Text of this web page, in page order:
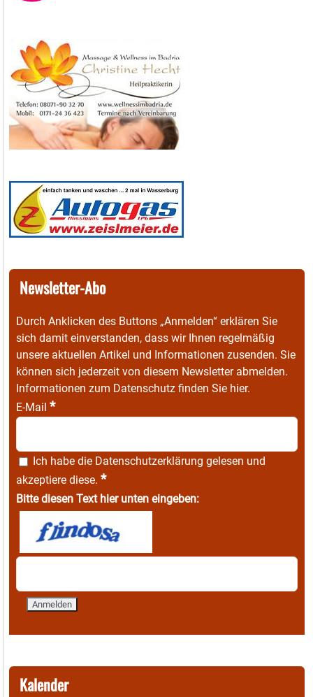
Newsletter-Abo
Durch Anklicken des Buttons „Anmelden“ erklären Sie
sich damit einverstanden, dass wir Ihnen regelmäßig
unsere aktuellen Artikel und Informationen zusenden. Sie
können sich jederzeit von diesem Newsletter abmelden.
Informationen zum Datenschutz finden Sie hier.
E-Mail *
Ich habe die Datenschutzerklärung gelesen und
akzeptiere diese. *
Bitte diesen Text hier unten eingeben:
Kalender